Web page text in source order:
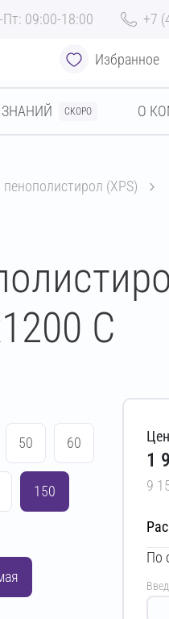
09:00-18:00 +7
Избранное
ЗНАНИЙ СКОРО О
пенополистирол (XPS)
С
50 60
150
1
9
По